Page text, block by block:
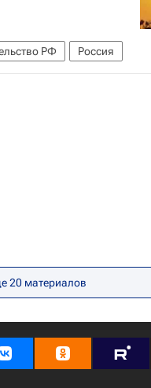
РФ Россия
20 материалов